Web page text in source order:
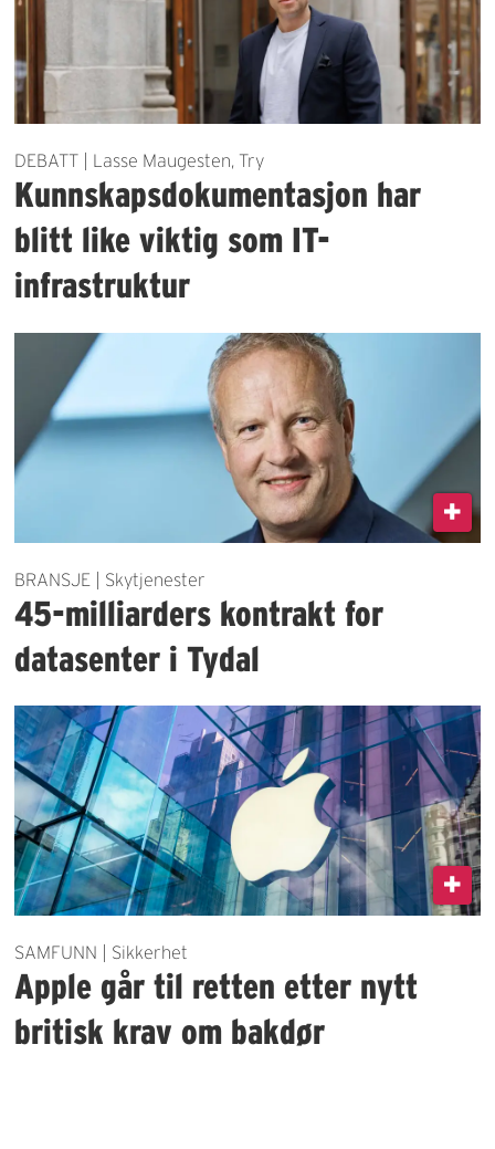
DEBATT | Lasse Maugesten, Try
Kunnskapsdokumentasjon har
blitt like viktig som IT-
infrastruktur
BRANSJE | Skytjenester
45-milliarders kontrakt for
datasenter i Tydal
SAMFUNN | Sikkerhet
Apple går til retten etter nytt
britisk krav om bakdør